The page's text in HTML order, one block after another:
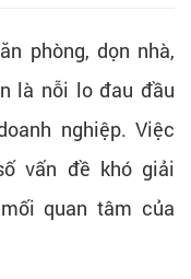
phòng, dọn nhà,
là nỗi lo đau đầu
nghiệp. Việc
vấn đề khó giải
quan tâm của